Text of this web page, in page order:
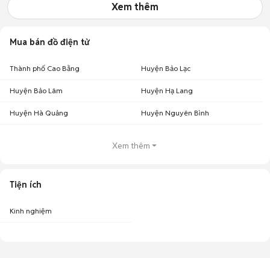
Xem thêm
Mua bán đồ điện tử
Thành phố Cao Bằng Huyện Bảo Lạc
Huyện Bảo Lâm Huyện Hạ Lang
Huyện Hà Quảng Huyện Nguyên Bình
Xem thêm
Tiện ích
Kinh nghiệm